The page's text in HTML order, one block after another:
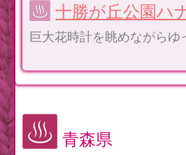
十勝が丘公園ハ
巨大花時計を眺めながらゆ
青森県